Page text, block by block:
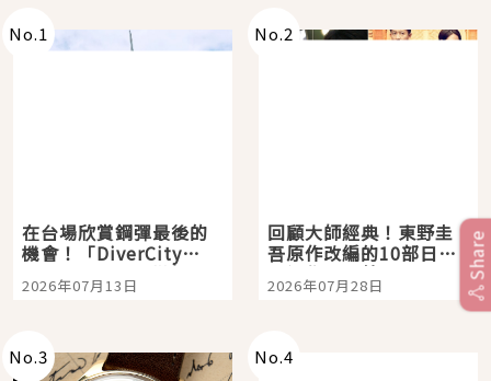
No.1
在台場欣賞鋼彈最後的
機會！「DiverCity
Tokyo Plaza」搭船、
購物、美食及夜景，一
2026年07月13日
No.2
回顧大師經典！東野圭
吾原作改編的10部日本
影視作品推薦
2026年07月28日
No.3 No.4
Share